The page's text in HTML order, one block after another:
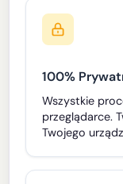
100%
Wszystkie
przeglądarce.
Twojego